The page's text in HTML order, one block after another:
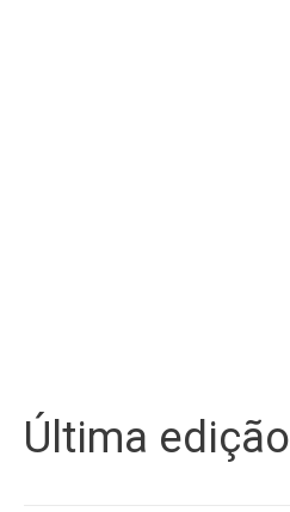
Última edição